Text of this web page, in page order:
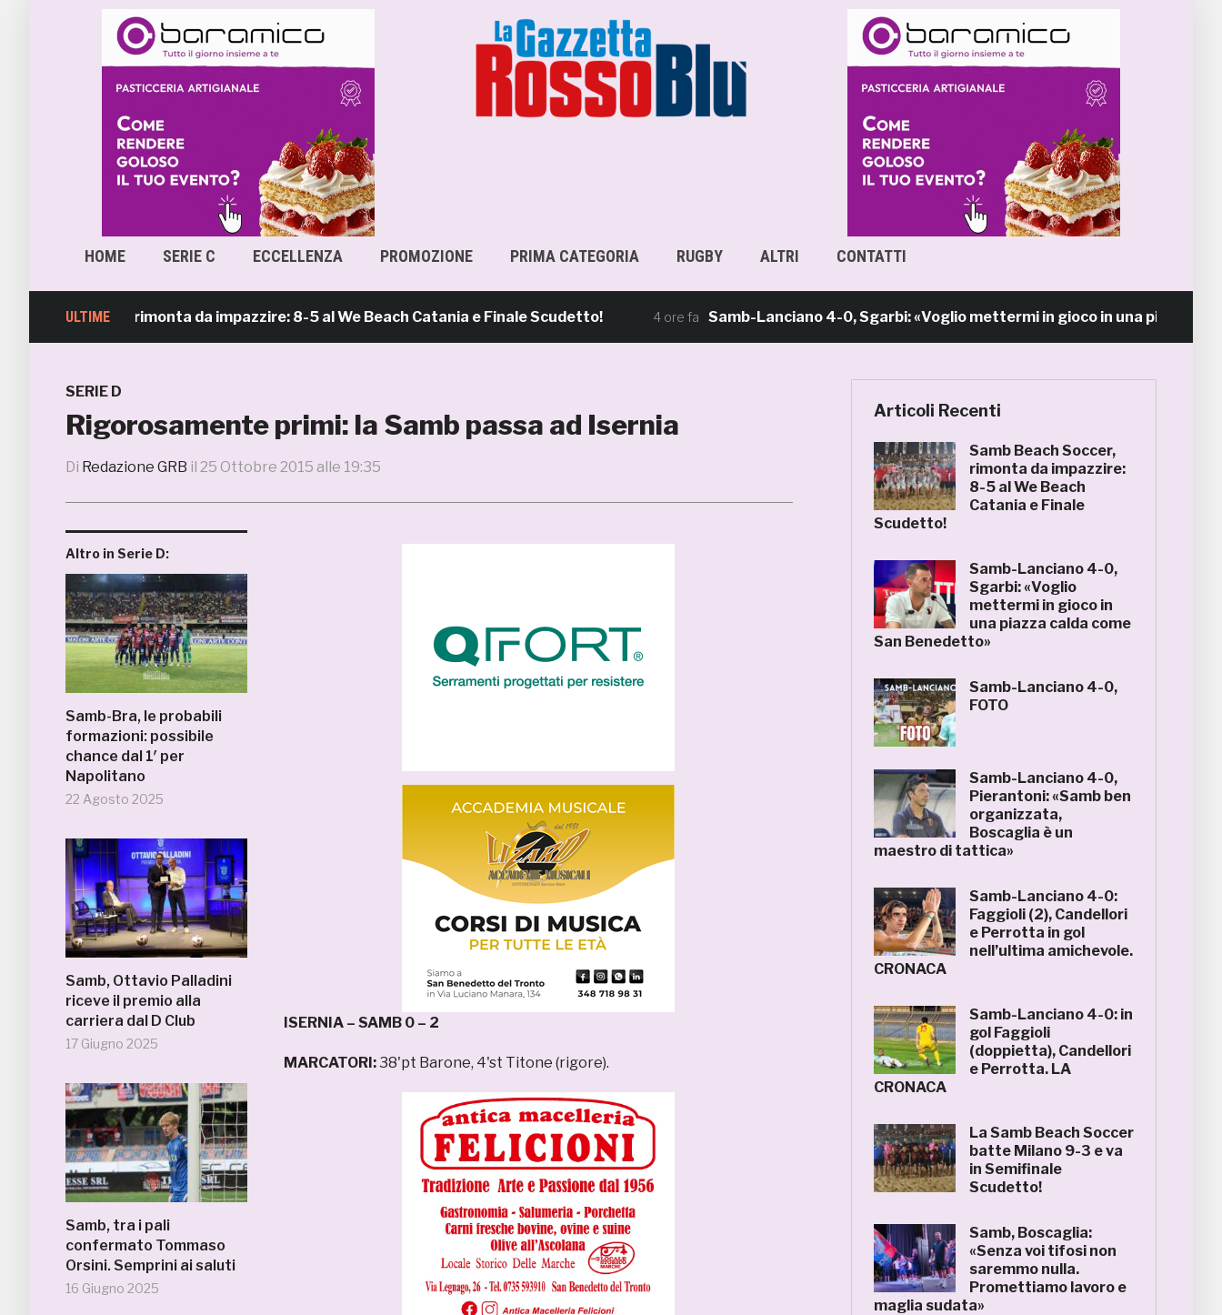
HOME SERIE C ECCELLENZA PROMOZIONE PRIMA CATEGORIA RUGBY ALTRI CONTATTI
ULTIME
Soccer, rimonta da impazzire: 8-5 al We Beach Catania e Finale Scudetto! Samb-Lanciano 4-0, Sgarbi: «Voglio mettermi in gioco in una piazza calda
SERIE D
Rigorosamente primi: la Samb passa ad Isernia
Di Redazione GRB il 25 Ottobre 2015 alle 19:35
Altro in Serie D:
Samb-Bra, le probabili
formazioni: possibile
chance dal 1′ per
Napolitano
22 Agosto 2025
Samb, Ottavio Palladini
riceve il premio alla
carriera dal D Club
17 Giugno 2025
Samb, tra i pali
confermato Tommaso
Orsini. Semprini ai saluti
16 Giugno 2025
ISERNIA – SAMB 0 – 2
MARCATORI:38'pt Barone, 4'st Titone (rigore).
Articoli Recenti
Samb Beach Soccer,
rimonta da impazzire:
8-5 al We Beach
Catania e Finale
Scudetto!
Samb-Lanciano 4-0,
Sgarbi: «Voglio
mettermi in gioco in
una piazza calda come
San Benedetto»
Samb-Lanciano 4-0,
FOTO
Samb-Lanciano 4-0,
Pierantoni: «Samb ben
organizzata,
Boscaglia è un
maestro di tattica»
Samb-Lanciano 4-0:
Faggioli (2), Candellori
e Perrotta in gol
nell’ultima amichevole.
CRONACA
Samb-Lanciano 4-0: in
gol Faggioli
(doppietta), Candellori
e Perrotta. LA
CRONACA
La Samb Beach Soccer
batte Milano 9-3 e va
in Semifinale
Scudetto!
Samb, Boscaglia:
«Senza voi tifosi non
saremmo nulla.
Promettiamo lavoro e
maglia sudata»